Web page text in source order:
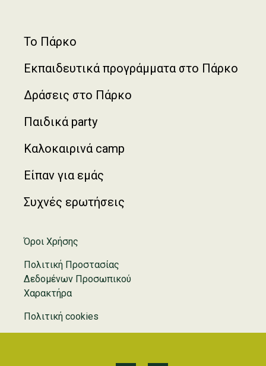
Footer
Το Πάρκο
Εκπαιδευτικά προγράμματα στο Πάρκο
Δράσεις στο Πάρκο
Παιδικά party
Καλοκαιρινά camp
Είπαν για εμάς
Συχνές ερωτήσεις
Όροι Χρήσης
Πολιτική Προστασίας
Δεδομένων Προσωπικού
Χαρακτήρα
Πολιτική cookies